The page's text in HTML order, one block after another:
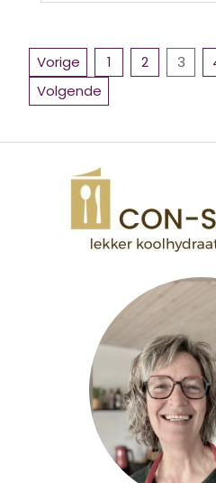
BERICHTEN
PAGINERING
Vorige 1 2 3
Volgende